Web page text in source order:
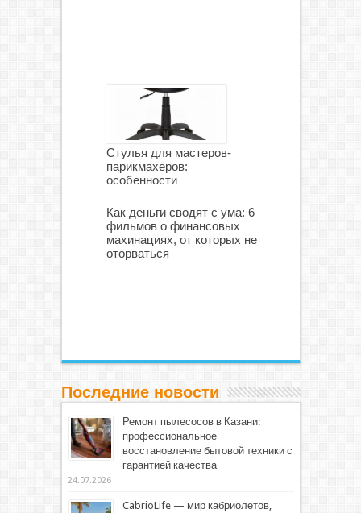
Стулья для мастеров-
парикмахеров:
особенности
Как деньги сводят с ума: 6
фильмов о финансовых
махинациях, от которых не
оторваться
Последние новости
Ремонт пылесосов в Казани:
профессиональное
восстановление бытовой техники с
гарантией качества
24.07.2026
CabrioLife — мир кабриолетов,